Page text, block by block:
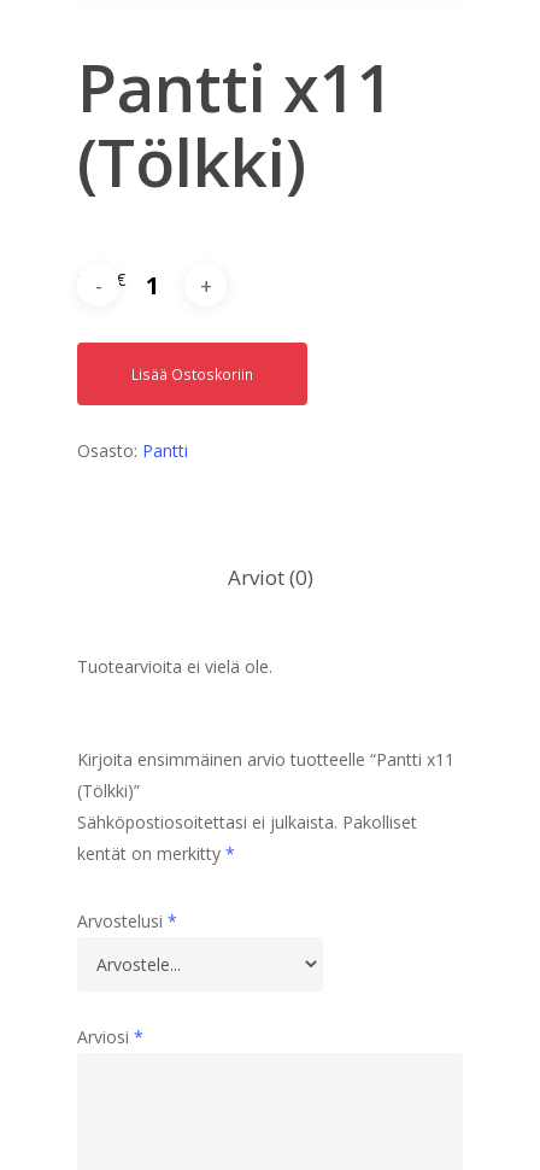
Pantti x11
(Tölkki)
1,65 €
Lisää Ostoskoriin
Osasto: Pantti
Arviot (0)
Tuotearvioita ei vielä ole.
Kirjoita ensimmäinen arvio tuotteelle “Pantti x11
(Tölkki)”
Sähköpostiosoitettasi ei julkaista. Pakolliset
kentät on merkitty *
Arvostelusi *
Arviosi *